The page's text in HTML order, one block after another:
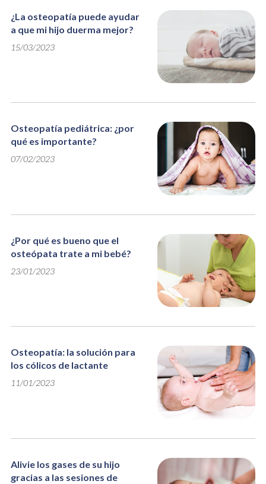
¿La osteopatía puede ayudar
a que mi hijo duerma mejor?
15/03/2023
Osteopatía pediátrica: ¿por
qué es importante?
07/02/2023
¿Por qué es bueno que el
osteópata trate a mi bebé?
23/01/2023
Osteopatía: la solución para
los cólicos de lactante
11/01/2023
Alivie los gases de su hijo
gracias a las sesiones de